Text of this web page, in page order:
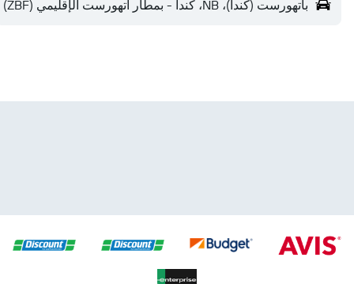
باتهورست (كندا)، NB، كندا - بمطار اتهورست الإقليمي (ZBF)